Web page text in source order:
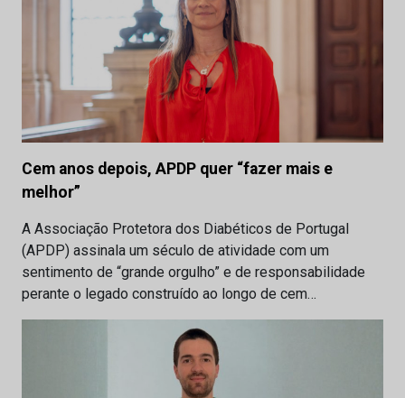
Cem anos depois, APDP quer “fazer mais e
melhor”
A Associação Protetora dos Diabéticos de Portugal
(APDP) assinala um século de atividade com um
sentimento de “grande orgulho” e de responsabilidade
perante o legado construído ao longo de cem…